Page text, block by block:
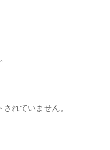
れていません。